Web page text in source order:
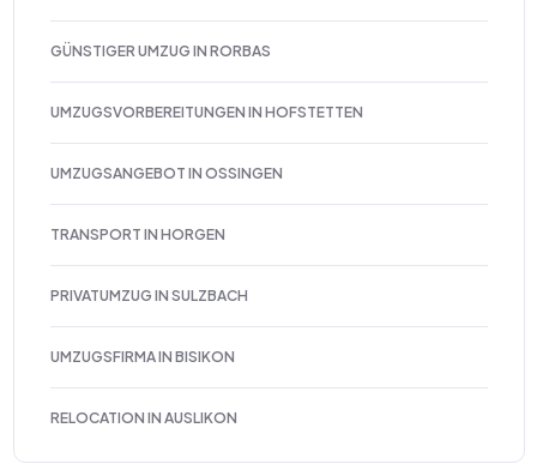
GÜNSTIGER UMZUG IN RORBAS
UMZUGSVORBEREITUNGEN IN HOFSTETTEN
UMZUGSANGEBOT IN OSSINGEN
TRANSPORT IN HORGEN
PRIVATUMZUG IN SULZBACH
UMZUGSFIRMA IN BISIKON
RELOCATION IN AUSLIKON